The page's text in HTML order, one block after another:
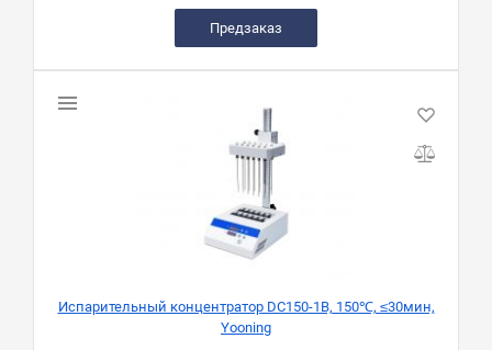
Предзаказ
Испарительный концентратор DC150-1B, 150℃, ≤30мин,
Yooning